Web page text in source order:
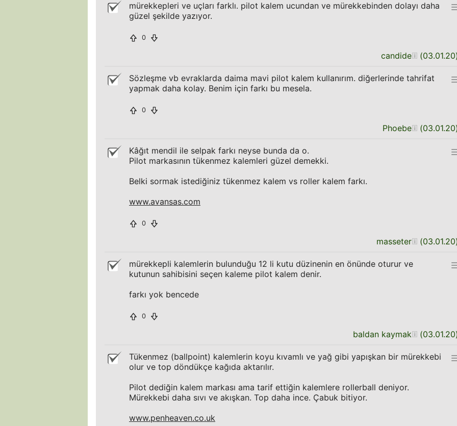
mürekkepleri ve uçları farklı. pilot kalem ucundan ve mürekkebinden dolayı daha
güzel şekilde yazıyor.
0
candide (03.01.20
Sözleşme vb evraklarda daima mavi pilot kalem kullanırım. diğerlerinde tahrifat
yapmak daha kolay. Benim için farkı bu mesela.
0
Phoebe (03.01.20
Kâğıt mendil ile selpak farkı neyse bunda da o.
Pilot markasının tükenmez kalemleri güzel demekki.
Belki sormak istediğiniz tükenmez kalem vs roller kalem farkı.
www.avansas.com
0
masseter (03.01.20
mürekkepli kalemlerin bulunduğu 12 li kutu düzinenin en önünde oturur ve
kutunun sahibisini seçen kaleme pilot kalem denir.
farkı yok bencede
0
baldan kaymak (03.01.20
Tükenmez (ballpoint) kalemlerin koyu kıvamlı ve yağ gibi yapışkan bir mürekkebi
olur ve top döndükçe kağıda aktarılır.
Pilot dediğin kalem markası ama tarif ettiğin kalemlere rollerball deniyor.
Mürekkebi daha sıvı ve akışkan. Top daha ince. Çabuk bitiyor.
www.penheaven.co.uk